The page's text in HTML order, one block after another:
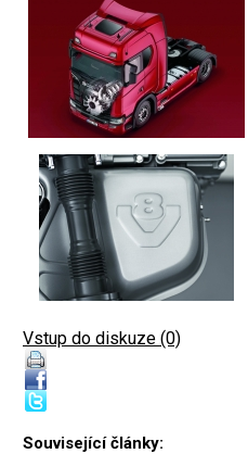
Vstup do diskuze (0)
Související články: